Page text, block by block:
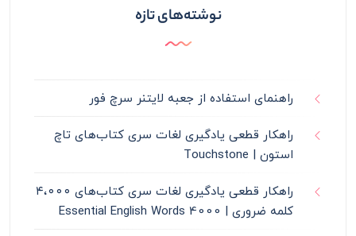
نوشته‌های تازه
راهنمای استفاده از جعبه لایتنر سرچ فور
راهکار قطعی یادگیری لغات سری کتاب‌های تاچ
استون | Touchstone
راهکار قطعی یادگیری لغات سری کتاب‌های ۴،۰۰۰
کلمه ضروری | 4000 Essential English Words